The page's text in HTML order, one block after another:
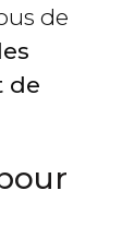
de
de